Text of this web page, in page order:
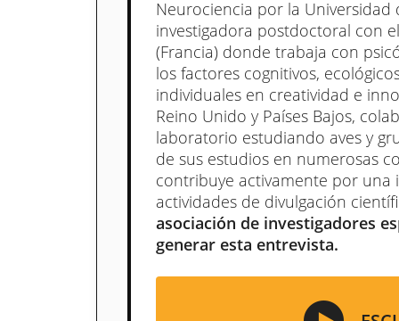
Neurociencia por la
investigadora postdoctoral con
(Francia) donde trabaja con
los factores cognitivos,
individuales en creatividad e
Reino Unido y Países Bajos,
laboratorio estudiando aves y
de sus estudios en numerosas
contribuye activamente por una
actividades de divulgación
asociación de investigadores
generar esta entrevista.